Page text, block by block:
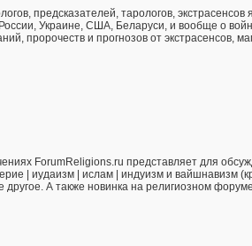
предсказателей, тарологов,
Украине, США, Беларуси, и вообще о
пророчеств и прогнозов от экстрасенсов,
ForumReligions.ru представляет для
| иудаизм | ислам | индуизм и вайшнавизм
другое. А также новинка на религиозном